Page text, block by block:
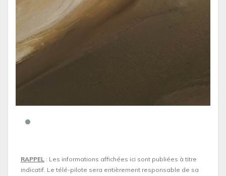
RAPPEL : Les informations affichées ici sont publiées à titre
indicatif. Le télé-pilote sera entièrement responsable de sa